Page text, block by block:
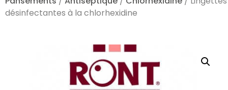
désinfectantes à la chlorhexidine